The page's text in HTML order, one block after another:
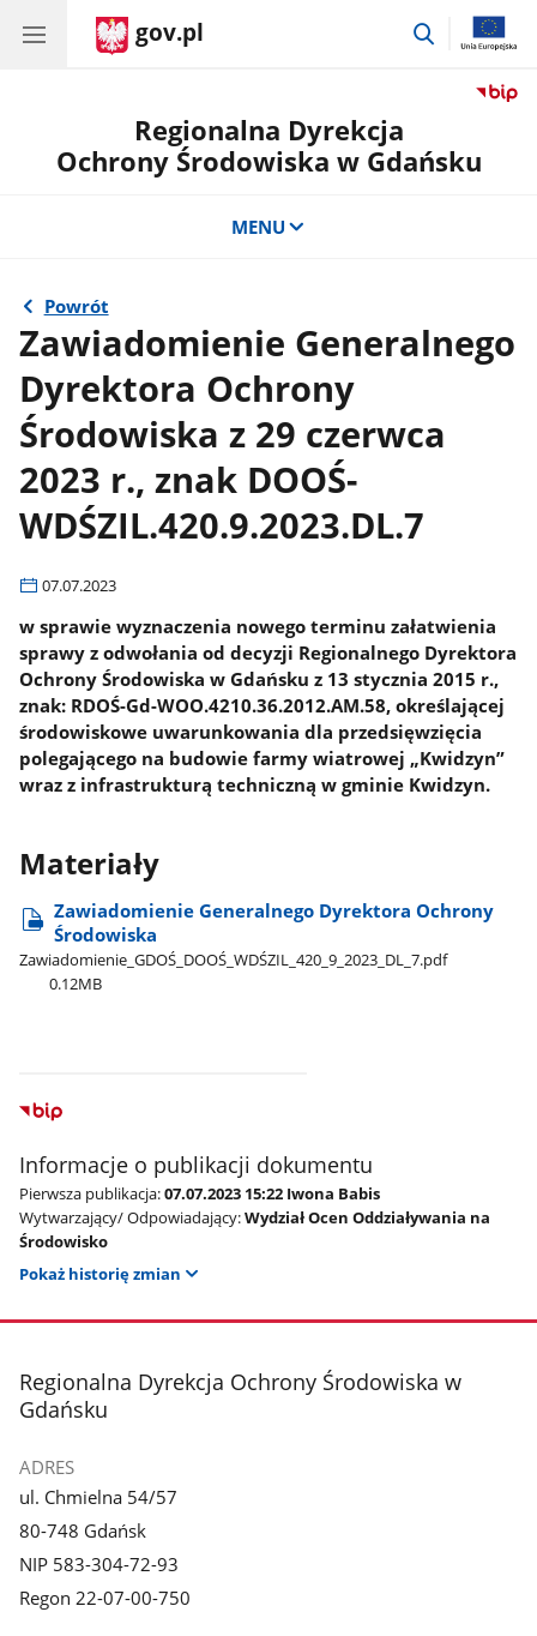
gov.pl
przejdź
Regionalna Dyrekcja
Ochrony Środowiska w Gdańsku
MENU
Powrót
Zawiadomienie Generalnego
Dyrektora Ochrony
Środowiska z 29 czerwca
2023 r., znak DOOŚ-
WDŚZIL.420.9.2023.DL.7
07.07.2023
w sprawie wyznaczenia nowego terminu załatwienia
sprawy z odwołania od decyzji Regionalnego Dyrektora
Ochrony Środowiska w Gdańsku z 13 stycznia 2015 r.,
znak: RDOŚ-Gd-WOO.4210.36.2012.AM.58, określającej
środowiskowe uwarunkowania dla przedsięwzięcia
polegającego na budowie farmy wiatrowej „Kwidzyn”
wraz z infrastrukturą techniczną w gminie Kwidzyn.
Materiały
Zawiadomienie Generalnego Dyrektora Ochrony
Środowiska
Zawiadomienie​_GDOŚ​_DOOŚ​_WDŚZIL​_420​_9​_2023​_DL​_7.pdf
0.12MB
Informacje o publikacji dokumentu
Pierwsza publikacja:07.07.2023 15:22 Iwona Babis
Wytwarzający/ Odpowiadający:Wydział Ocen Oddziaływania na
Środowisko
Pokaż historię zmian
stopka
Regionalna Dyrekcja Ochrony Środowiska w
Gdańsku
ADRES
ul. Chmielna 54/57
80-748 Gdańsk
NIP 583-304-72-93
Regon 22-07-00-750